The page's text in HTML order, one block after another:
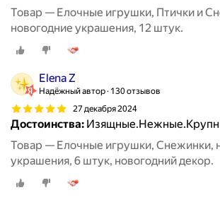
Товар — Елочные игрушки, Птички и
новогодние украшения, 12 штук.
Elena Z
Надёжный автор 130 отзывов
27 декабря 2024
Достоинства:
Товар — Елочные игрушки, Снежинки,
украшения, 6 штук, новогодний декор.